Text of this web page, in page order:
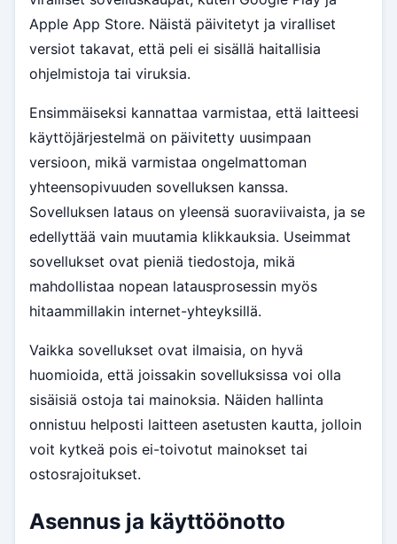
Apple App Store. Näistä päivitetyt ja viralliset
versiot takavat, että peli ei sisällä haitallisia
ohjelmistoja tai viruksia.
Ensimmäiseksi kannattaa varmistaa, että laitteesi
käyttöjärjestelmä on päivitetty uusimpaan
versioon, mikä varmistaa ongelmattoman
yhteensopivuuden sovelluksen kanssa.
Sovelluksen lataus on yleensä suoraviivaista, ja se
edellyttää vain muutamia klikkauksia. Useimmat
sovellukset ovat pieniä tiedostoja, mikä
mahdollistaa nopean latausprosessin myös
hitaammillakin internet-yhteyksillä.
Vaikka sovellukset ovat ilmaisia, on hyvä
huomioida, että joissakin sovelluksissa voi olla
sisäisiä ostoja tai mainoksia. Näiden hallinta
onnistuu helposti laitteen asetusten kautta, jolloin
voit kytkeä pois ei-toivotut mainokset tai
ostosrajoitukset.
Asennus ja käyttöönotto